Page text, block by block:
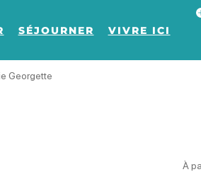
SÉJOURNER VIVRE ICI
Georgette
À